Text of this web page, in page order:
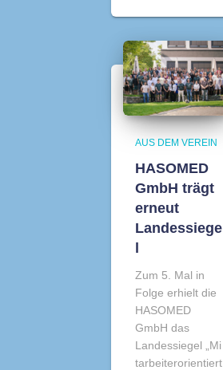
AUS DEM VEREIN
HASOMED
GmbH trägt
erneut
Landessiege
l
Zum 5. Mal in
Folge erhielt die
HASOMED
GmbH das
Landessiegel „Mi
tarbeiterorientiert